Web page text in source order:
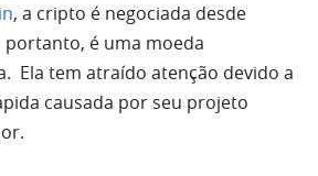
, a cripto é negociada desde
portanto, é uma moeda
Ela tem atraído atenção devido a
causada por seu projeto